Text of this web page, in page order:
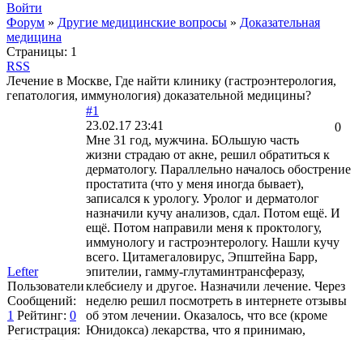
Войти
Форум » Другие медицинские вопросы » Доказательная
медицина
Страницы: 1
RSS
Лечение в Москве, Где найти клинику (гастроэнтерология,
гепатология, иммунология) доказательной медицины?
Lefter
Пользователи
Сообщений:
1 Рейтинг: 0
Регистрация:
#1
0
23.02.17 23:41
Мне 31 год, мужчина. БОльшую часть
жизни страдаю от акне, решил обратиться к
дерматологу. Параллельно началось обострение
простатита (что у меня иногда бывает),
записался к урологу. Уролог и дерматолог
назначили кучу анализов, сдал. Потом ещё. И
ещё. Потом направили меня к проктологу,
иммунологу и гастроэнтерологу. Нашли кучу
всего. Цитамегаловирус, Эпштейна Барр,
эпителии, гамму-глутаминтрансферазу,
клебсиелу и другое. Назначили лечение. Через
неделю решил посмотреть в интернете отзывы
об этом лечении. Оказалось, что все (кроме
Юнидокса) лекарства, что я принимаю,